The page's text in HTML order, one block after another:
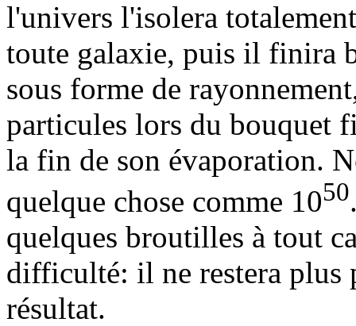
l'univers l'isolera
toute galaxie, puis il finira
sous forme de
particules lors du bouquet
la fin de son évaporation.
quelque chose comme 1050
quelques broutilles à tout
difficulté: il ne restera plus
résultat.